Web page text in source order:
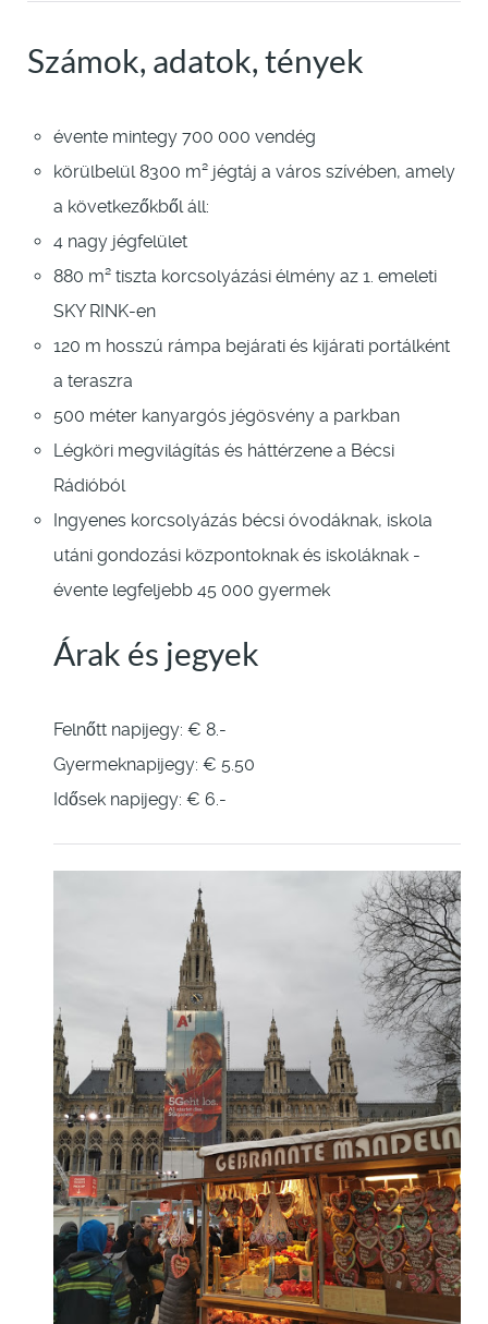
Számok, adatok, tények
évente mintegy 700 000 vendég
körülbelül 8300 m² jégtáj a város szívében, amely
a következőkből áll:
4 nagy jégfelület
880 m² tiszta korcsolyázási élmény az 1. emeleti
SKY RINK-en
120 m hosszú rámpa bejárati és kijárati portálként
a teraszra
500 méter kanyargós jégösvény a parkban
Légköri megvilágítás és háttérzene a Bécsi
Rádióból
Ingyenes korcsolyázás bécsi óvodáknak, iskola
utáni gondozási központoknak és iskoláknak -
évente legfeljebb 45 000 gyermek
Árak és jegyek
Felnőtt napijegy: € 8.-
Gyermeknapijegy: € 5.50
Idősek napijegy: € 6.-